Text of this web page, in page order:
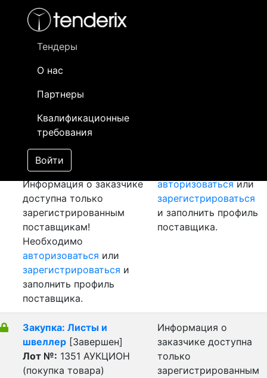
Тендеры
О нас
Партнеры
Квалификационные
требования
Войти
- активный лот
Номер лота
Закупка: Арматура и
катанка
[Завершен]
Лот №:1352
АУКЦИОН
(покупка товара)
Раздел:
Лот с открытой ценой
Информация о заказчике
доступна только
зарегистрированным
поставщикам!
Необходимо
авторизоваться или
зарегистрироваться и
заполнить профиль
поставщика.
авторизоватьсяили
зарегистрироваться
и заполнить профиль
поставщика.
Закупка: Листы и
швеллер [Завершен]
Лот №: 1351 АУКЦИОН
(покупка товара)
Информация о
заказчике доступна
только
зарегистрированным